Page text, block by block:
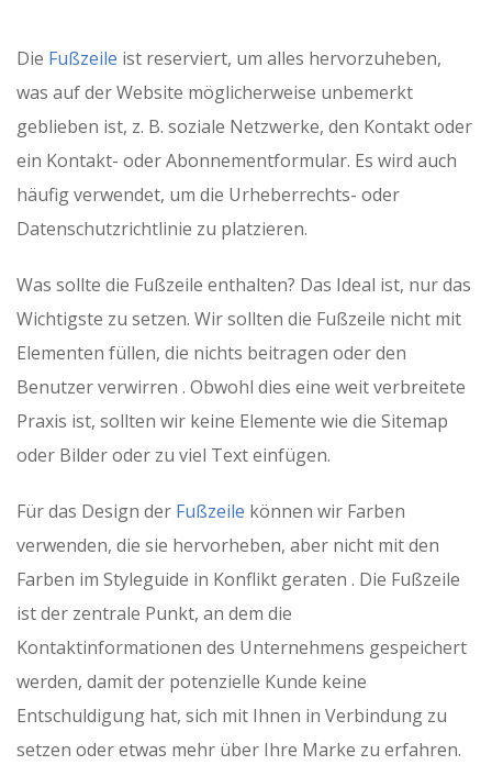
Die Fußzeile ist reserviert, um alles hervorzuheben,
was auf der Website möglicherweise unbemerkt
geblieben ist, z. B. soziale Netzwerke, den Kontakt oder
ein Kontakt- oder Abonnementformular. Es wird auch
häufig verwendet, um die Urheberrechts- oder
Datenschutzrichtlinie zu platzieren.
Was sollte die Fußzeile enthalten? Das Ideal ist, nur das
Wichtigste zu setzen. Wir sollten die Fußzeile nicht mit
Elementen füllen, die nichts beitragen oder den
Benutzer verwirren . Obwohl dies eine weit verbreitete
Praxis ist, sollten wir keine Elemente wie die Sitemap
oder Bilder oder zu viel Text einfügen.
Für das Design der Fußzeile können wir Farben
verwenden, die sie hervorheben, aber nicht mit den
Farben im Styleguide in Konflikt geraten . Die Fußzeile
ist der zentrale Punkt, an dem die
Kontaktinformationen des Unternehmens gespeichert
werden, damit der potenzielle Kunde keine
Entschuldigung hat, sich mit Ihnen in Verbindung zu
setzen oder etwas mehr über Ihre Marke zu erfahren.